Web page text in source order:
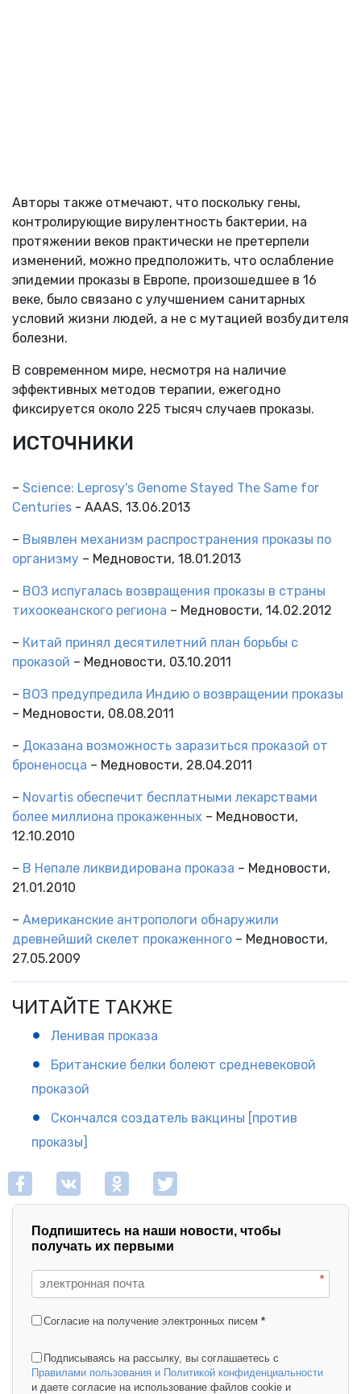
Авторы также отмечают, что поскольку гены,
контролирующие вирулентность бактерии, на
протяжении веков практически не претерпели
изменений, можно предположить, что ослабление
эпидемии проказы в Европе, произошедшее в 16
веке, было связано с улучшением санитарных
условий жизни людей, а не с мутацией возбудителя
болезни.
В современном мире, несмотря на наличие
эффективных методов терапии, ежегодно
фиксируется около 225 тысяч случаев проказы.
ИСТОЧНИКИ
– Science: Leprosy's Genome Stayed The Same for
Centuries - AAAS, 13.06.2013
– Выявлен механизм распространения проказы по
организму – Медновости, 18.01.2013
– ВОЗ испугалась возвращения проказы в страны
тихоокеанского региона – Медновости, 14.02.2012
– Китай принял десятилетний план борьбы с
проказой – Медновости, 03.10.2011
– ВОЗ предупредила Индию о возвращении проказы
– Медновости, 08.08.2011
– Доказана возможность заразиться проказой от
броненосца – Медновости, 28.04.2011
– Novartis обеспечит бесплатными лекарствами
более миллиона прокаженных – Медновости,
12.10.2010
– В Непале ликвидирована проказа – Медновости,
21.01.2010
– Американские антропологи обнаружили
древнейший скелет прокаженного – Медновости,
27.05.2009
ЧИТАЙТЕ ТАКЖЕ
Ленивая проказа
Британские белки болеют средневековой
проказой
Скончался создатель вакцины [против
проказы]
Подпишитесь на наши новости, чтобы
получать их первыми
*
Согласие на получение электронных писем *
Подписываясь на рассылку, вы соглашаетесь с
Правилами пользования и Политикой конфиденциальности
и даете согласие на использование файлов cookie и